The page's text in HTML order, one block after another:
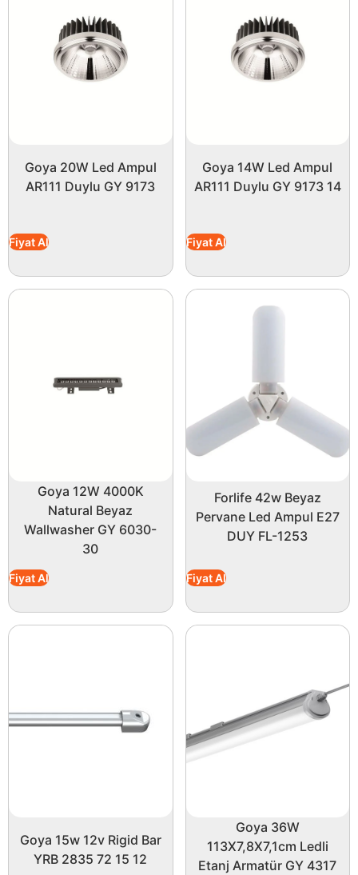
Goya 20W Led Ampul
AR111 Duylu GY 9173
Fiyat Al
Goya 14W Led Ampul
AR111 Duylu GY 9173 14
Fiyat Al
Goya 12W 4000K
Natural Beyaz
Wallwasher GY 6030-
30
Fiyat Al
Forlife 42w Beyaz
Pervane Led Ampul E27
DUY FL-1253
Fiyat Al
Goya 15w 12v Rigid Bar
YRB 2835 72 15 12
Goya 36W
113X7,8X7,1cm Ledli
Etanj Armatür GY 4317